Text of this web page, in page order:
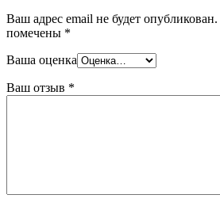
Ваш адрес email не будет опубликован.
помечены *
Ваша оценка
Ваш отзыв *